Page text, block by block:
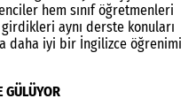
hem sınıf öğretmenleri
aynı derste konuları
daha iyi bir İngilizce öğrenimi
GÜLÜYOR